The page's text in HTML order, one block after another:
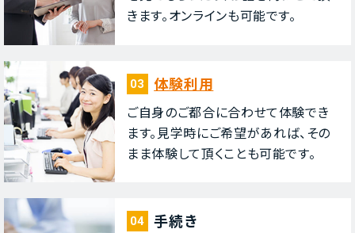
きます。オンラインも可能です。
03 体験利⽤
ご⾃⾝のご都合に合わせて体験でき
ます。⾒学時にご希望があれば、その
まま体験して頂くことも可能です。
04 ⼿続き